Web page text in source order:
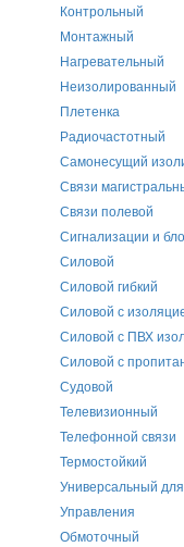
Контрольный
Монтажный
Нагревательный
Неизолированный
Плетенка
Радиочастотный
Самонесущий
Связи
Связи полевой
Сигнализации и
Силовой
Силовой гибкий
Силовой с
Силовой с ПВХ
Силовой с
Судовой
Телевизионный
Телефонной связи
Термостойкий
Универсальный
Управления
Обмоточный